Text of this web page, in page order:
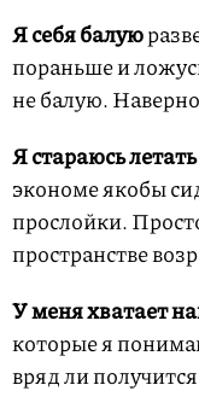
Я себя балую
пораньше и
не балую.
Я стараюсь
экономе якобы
прослойки.
пространстве
У меня хватает
которые я
вряд ли